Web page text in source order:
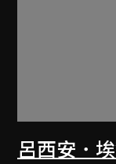
呂西安．